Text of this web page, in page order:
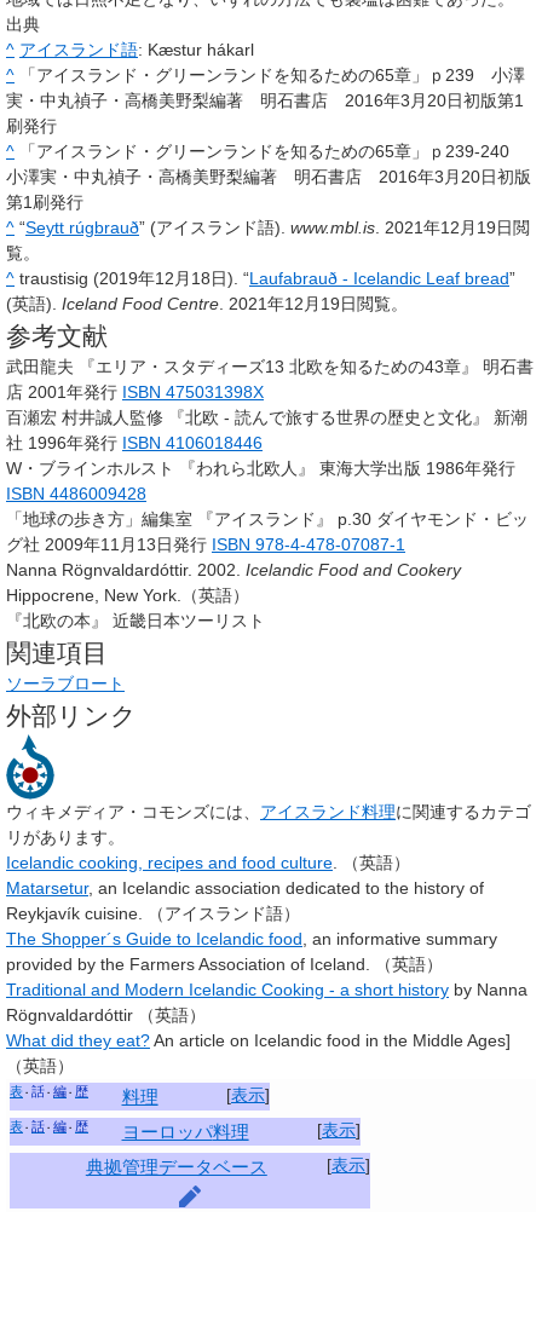
出典
^ アイスランド語: Kæstur hákarl
^
「アイスランド・グリーンランドを知るための65章」ｐ239 小澤
実・中丸禎子・高橋美野梨編著 明石書店 2016年3月20日初版第1
刷発行
^
「アイスランド・グリーンランドを知るための65章」ｐ239-240
小澤実・中丸禎子・高橋美野梨編著 明石書店 2016年3月20日初版
第1刷発行
^ “Seytt rúgbrauð” (アイスランド語). www.mbl.is . 2021年12月19日閲
覧。
^ traustisig (2019年12月18日). “Laufabrauð - Icelandic Leaf bread”
(英語). Iceland Food Centre . 2021年12月19日閲覧。
参考文献
武田龍夫 『エリア・スタディーズ13 北欧を知るための43章』 明石書
店 2001年発行 ISBN 475031398X
百瀬宏 村井誠人監修 『北欧 - 読んで旅する世界の歴史と文化』 新潮
社 1996年発行 ISBN 4106018446
W・ブラインホルスト 『われら北欧人』 東海大学出版 1986年発行
ISBN 4486009428
「地球の歩き方」編集室 『アイスランド』 p.30 ダイヤモンド・ビッ
グ社 2009年11月13日発行 ISBN 978-4-478-07087-1
Nanna Rögnvaldardóttir. 2002. Icelandic Food and Cookery
Hippocrene, New York.（英語）
『北欧の本』 近畿日本ツーリスト
関連項目
ソーラブロート
外部リンク
ウィキメディア・コモンズには、 アイスランド料理に関連するカテゴ
リがあります。
Icelandic cooking, recipes and food culture . （英語）
Matarsetur, an Icelandic association dedicated to the history of
Reykjavík cuisine. （アイスランド語）
The Shopper´s Guide to Icelandic food , an informative summary
provided by the Farmers Association of Iceland. （英語）
Traditional and Modern Icelandic Cooking - a short history by Nanna
Rögnvaldardóttir （英語）
What did they eat?An article on Icelandic food in the Middle Ages]
（英語）
[表示]
表 話 編 歴 料理
[表示]
表 話 編 歴 ヨーロッパ料理
[表示]
典拠管理データベース